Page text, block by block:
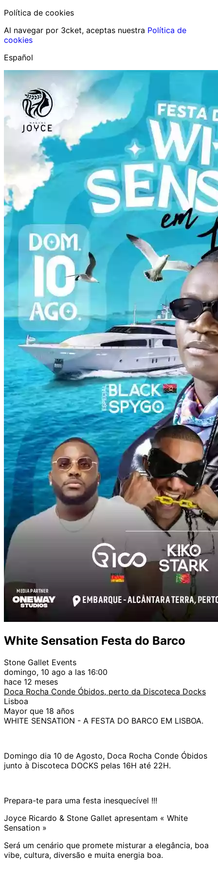
Política de cookies
Al navegar por 3cket, aceptas nuestra Política de
cookies
Español
White Sensation Festa do Barco
Stone Gallet Events
domingo, 10 ago a las 16:00
hace 12 meses
Doca Rocha Conde Óbidos, perto da Discoteca Docks
Lisboa
Mayor que 18 años
WHITE SENSATION - A FESTA DO BARCO EM LISBOA.
Domingo dia 10 de Agosto, Doca Rocha Conde Óbidos
junto à Discoteca DOCKS pelas 16H até 22H.
Prepara-te para uma festa inesquecível !!!
Joyce Ricardo & Stone Gallet apresentam « White
Sensation »
Será um cenário que promete misturar a elegância, boa
vibe, cultura, diversão e muita energia boa.